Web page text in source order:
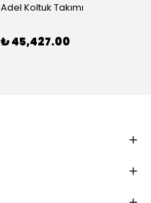
Adel Koltuk Takımı
₺ 45,427.00